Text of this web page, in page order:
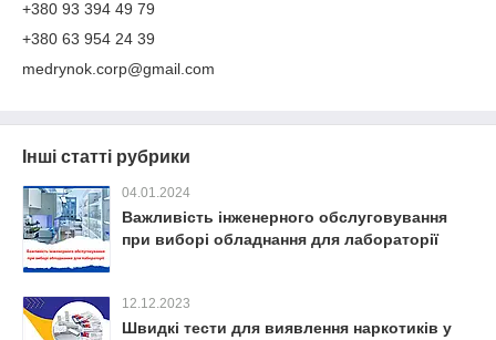
+380 93 394 49 79
+380 63 954 24 39
medrynok.corp@gmail.com
Інші статті рубрики
04.01.2024
Важливість інженерного обслуговування
при виборі обладнання для лабораторії
12.12.2023
Швидкі тести для виявлення наркотиків у